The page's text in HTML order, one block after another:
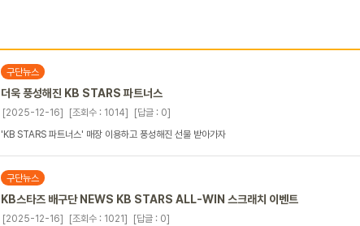
구단뉴스
더욱 풍성해진 KB STARS 파트너스
[2025-12-16] [조회수 : 1014]
[답글 : 0]
'KB STARS 파트너스' 매장 이용하고 풍성해진 선물 받아가자
구단뉴스
KB스타즈 배구단 NEWS KB STARS ALL-WIN 스크래치 이벤트
[2025-12-16] [조회수 : 1021]
[답글 : 0]